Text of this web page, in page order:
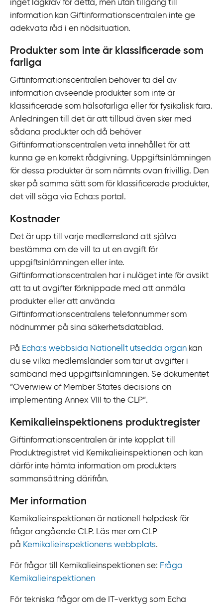
inget lagkrav för detta, men utan tillgång till
information kan Giftinformationscentralen inte ge
adekvata råd i en nödsituation.
Produkter som inte är klassificerade som
farliga
Giftinformationscentralen behöver ta del av
information avseende produkter som inte är
klassificerade som hälsofarliga eller för fysikalisk fara.
Anledningen till det är att tillbud även sker med
sådana produkter och då behöver
Giftinformationscentralen veta innehållet för att
kunna ge en korrekt rådgivning. Uppgiftsinlämningen
för dessa produkter är som nämnts ovan frivillig. Den
sker på samma sätt som för klassificerade produkter,
det vill säga via Echa:s portal.
Kostnader
Det är upp till varje medlemsland att själva
bestämma om de vill ta ut en avgift för
uppgiftsinlämningen eller inte.
Giftinformationscentralen har i nuläget inte för avsikt
att ta ut avgifter förknippade med att anmäla
produkter eller att använda
Giftinformationscentralens telefonnummer som
nödnummer på sina säkerhetsdatablad.
På Echa:s webbsida Nationellt utsedda organ kan
du se vilka medlemsländer som tar ut avgifter i
samband med uppgiftsinlämningen. Se dokumentet
”Overwiew of Member States decisions on
implementing Annex VIII to the CLP”.
Kemikalieinspektionens produktregister
Giftinformationscentralen är inte kopplat till
Produktregistret vid Kemikalieinspektionen och kan
därför inte hämta information om produkters
sammansättning därifrån.
Mer information
Kemikalieinspektionen är nationell helpdesk för
frågor angående CLP. Läs mer om CLP
på Kemikalieinspektionens webbplats.
För frågor till Kemikalieinspektionen se: Fråga
Kemikalieinspektionen
För tekniska frågor om de IT-‍verktyg som Echa